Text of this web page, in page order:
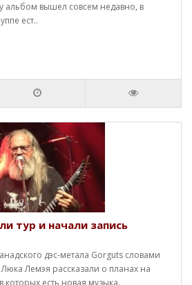
альбом вышел совсем недавно, в
ест..
тур и начали запись
дэс-метала Gorguts словами
Люка Лемэя рассказали о планах на
есть новая музыка.